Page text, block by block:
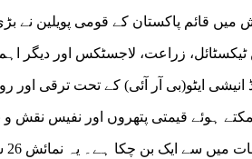
میں قائم پاکستان کے قومی پویلین نے
ٹیکسٹائل، زراعت، لاجسٹکس اور
انیشی ایٹو(بی آر آئی) کے تحت ترقی
ہوئے قیمتی پتھروں اور نفیس نقش